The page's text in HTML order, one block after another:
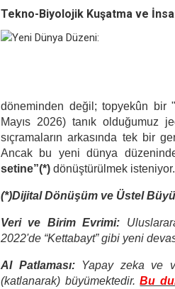
Tekno-Biyolojik Kuşatma ve
döneminden değil; topyekûn bir
Mayıs 2026) tanık olduğumuz
sıçramaların arkasında tek bir
Ancak bu yeni dünya
setine”(*) dönüştürülmek isteniyor.
(*)Dijital Dönüşüm ve Üstel
Veri ve Birim Evrimi:
2022'de “Kettabayt” gibi yeni
AI Patlaması:Yapay zeka ve
(katlanarak) büyümektedir.Bu